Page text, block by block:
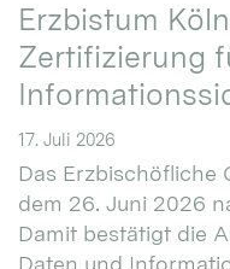
Erzbistum
Zertifizierung
17. Juli 2026
Das Erzbischöfliche
dem 26. Juni 2026
Damit bestätigt die
Daten und